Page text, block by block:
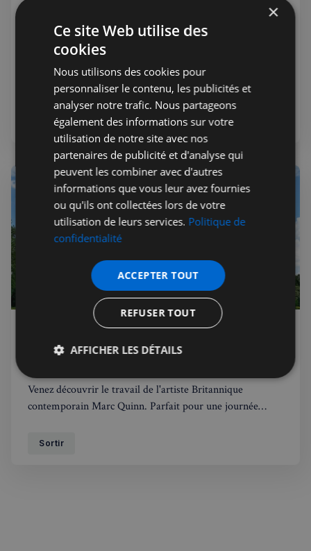
Londres vu d'en haut avec le
London Eye
Venez admirer Londres depuis sa grande roue - parfait
lorsque de la famille ou des amis vous rendent visite !
Attractions et tourisme
05 juin 2024 Public
Les sculptures de Marc Quinn à Kew
Venez découvrir le travail de l'artiste Britannique
contemporain Marc Quinn. Parfait pour une journée
Sortir
×
Ce site Web utilise des
cookies
Nous utilisons des cookies pour
personnaliser le contenu, les publicités et
analyser notre trafic. Nous partageons
également des informations sur votre
utilisation de notre site avec nos
partenaires de publicité et d'analyse qui
peuvent les combiner avec d'autres
informations que vous leur avez fournies
ou qu'ils ont collectées lors de votre
utilisation de leurs services. Politique de
confidentialité
ACCEPTER TOUT
REFUSER TOUT
AFFICHER LES DÉTAILS
Strictement
nécessaires
Performance Ciblage